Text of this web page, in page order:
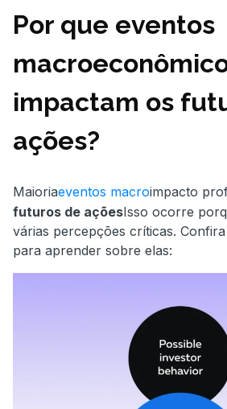
Por que eventos
impactam os
ações?
Maioriaeventos macroimpacto
futuros de açõesIsso ocorre
várias percepções críticas.
para aprender sobre elas: